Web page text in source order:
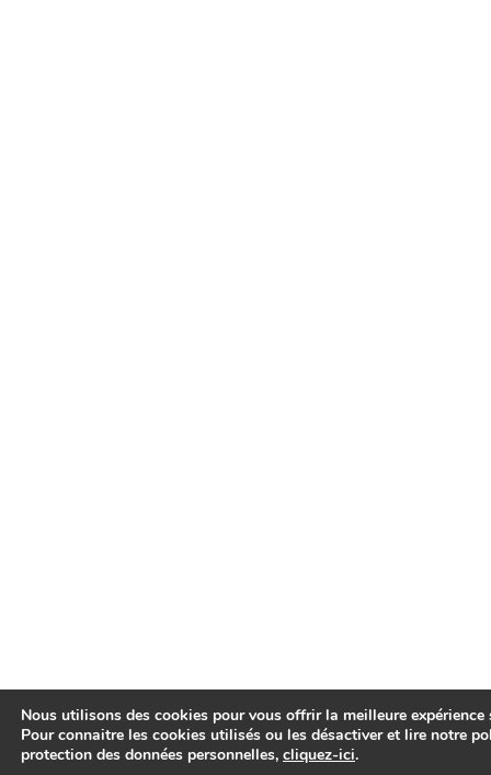
Nous utilisons des cookies pour vous offrir la meilleure expérience
Pour connaitre les cookies utilisés ou les désactiver et lire notre
protection des données personnelles, cliquez-ici.